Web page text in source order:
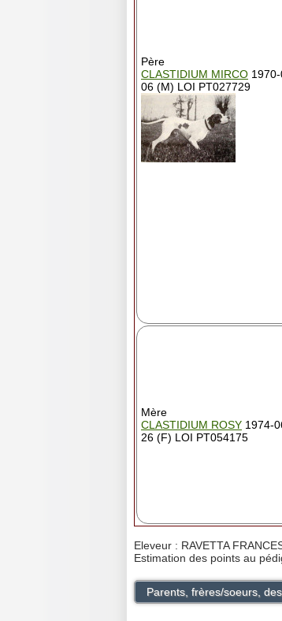
Père
CLASTIDIUM MIRCO
06 (M) LOI PT027729
Mère
CLASTIDIUM ROSY 1974-
26 (F) LOI PT054175
Eleveur : RAVETTA
Estimation des points au
Parents, frères/soeurs,